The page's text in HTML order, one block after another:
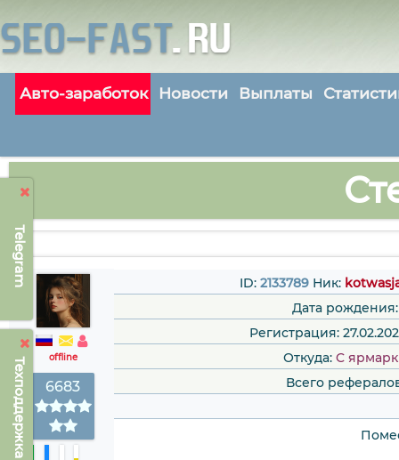
Telegram
Техподдержка
Авто-заработок Новости Выплаты
offline
6683
ID: 2133789Ник:
Дата рождения:
Регистрация:
Откуда: C
Всего